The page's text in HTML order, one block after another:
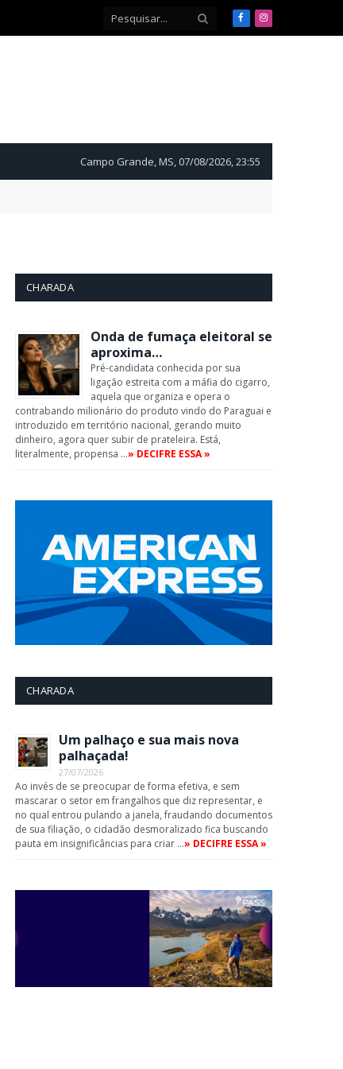
FacebookInstagram
Campo Grande, MS, 07/08/2026, 23:55
CHARADA
Onda de fumaça eleitoral se
aproxima…
Pré-candidata conhecida por sua
ligação estreita com a máfia do cigarro,
aquela que organiza e opera o
contrabando milionário do produto vindo do Paraguai e
introduzido em território nacional, gerando muito
dinheiro, agora quer subir de prateleira. Está,
literalmente, propensa …» DECIFRE ESSA »
CHARADA
Um palhaço e sua mais nova
palhaçada!
27/07/2026
Ao invés de se preocupar de forma efetiva, e sem
mascarar o setor em frangalhos que diz representar, e
no qual entrou pulando a janela, fraudando documentos
de sua filiação, o cidadão desmoralizado fica buscando
pauta em insignificâncias para criar …» DECIFRE ESSA »